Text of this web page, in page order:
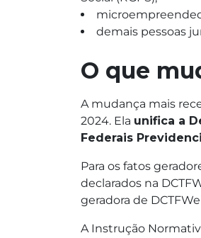
demais pessoas
O que
A mudança mais
2024. Ela unifica a
Federais
Para os fatos
declarados na
geradora de
A Instrução